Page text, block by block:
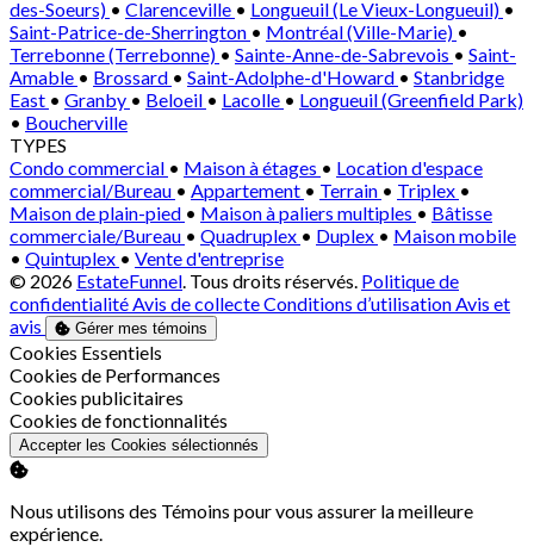
des-Soeurs) • Clarenceville • Longueuil (Le Vieux-Longueuil) •
Saint-Patrice-de-Sherrington • Montréal (Ville-Marie) •
Terrebonne (Terrebonne) • Sainte-Anne-de-Sabrevois • Saint-
Amable • Brossard • Saint-Adolphe-d'Howard • Stanbridge
East • Granby • Beloeil • Lacolle • Longueuil (Greenfield Park)
• Boucherville
TYPES
Condo commercial • Maison à étages • Location d'espace
commercial/Bureau • Appartement • Terrain • Triplex •
Maison de plain-pied • Maison à paliers multiples • Bâtisse
commerciale/Bureau • Quadruplex • Duplex • Maison mobile
• Quintuplex • Vente d'entreprise
© 2026 EstateFunnel. Tous droits réservés. Politique de
confidentialitéAvis de collecteConditions d’utilisationAvis et
avis
Gérer mes témoins
Activer
Cookies Essentiels
Activer
Cookies de Performances
Activer
Cookies publicitaires
Activer
Cookies de fonctionnalités
Accepter les Cookies sélectionnés
Nous utilisons des Témoins pour vous assurer la meilleure
expérience.